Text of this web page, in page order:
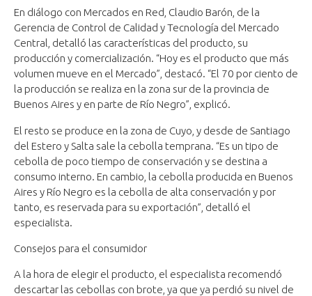
En diálogo con Mercados en Red, Claudio Barón, de la
Gerencia de Control de Calidad y Tecnología del Mercado
Central, detalló las características del producto, su
producción y comercialización. “Hoy es el producto que más
volumen mueve en el Mercado”, destacó. “El 70 por ciento de
la producción se realiza en la zona sur de la provincia de
Buenos Aires y en parte de Río Negro”, explicó.
El resto se produce en la zona de Cuyo, y desde de Santiago
del Estero y Salta sale la cebolla temprana. “Es un tipo de
cebolla de poco tiempo de conservación y se destina a
consumo interno. En cambio, la cebolla producida en Buenos
Aires y Río Negro es la cebolla de alta conservación y por
tanto, es reservada para su exportación”, detalló el
especialista.
Consejos para el consumidor
A la hora de elegir el producto, el especialista recomendó
descartar las cebollas con brote, ya que ya perdió su nivel de